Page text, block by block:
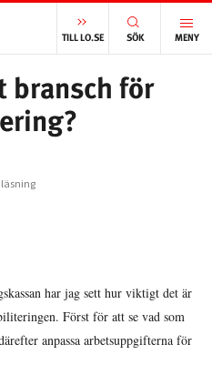
TILL LO.SE SÖK MENY
FÖR ATT FÅ REHABILITERING?
bransch för
har jag sett hur viktigt det är
Först för att se vad som
anpassa arbetsuppgifterna för